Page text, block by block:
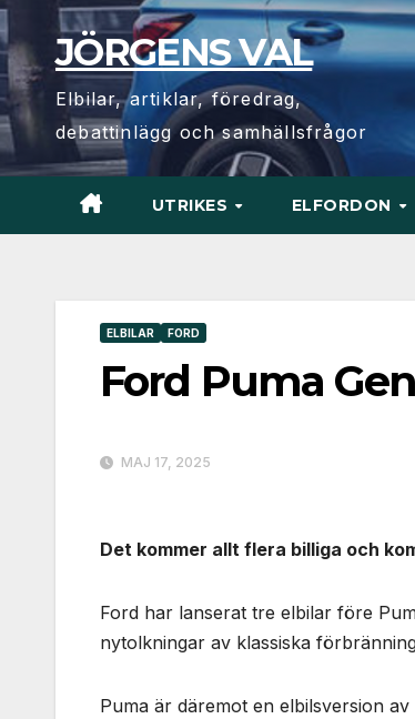
Hoppa
till
innehåll
JÖRGENS VAL
Elbilar, artiklar, föredrag,
debattinlägg och samhällsfrågor
UTRIKES ELFORDON
ELBILAR FORD
Ford Puma
MAJ 17, 2025
Det kommer allt flera billiga och
Ford har lanserat tre elbilar före
nytolkningar av klassiska
Puma är däremot en elbilsversion